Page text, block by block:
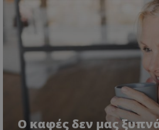
Ο καφές δεν μας